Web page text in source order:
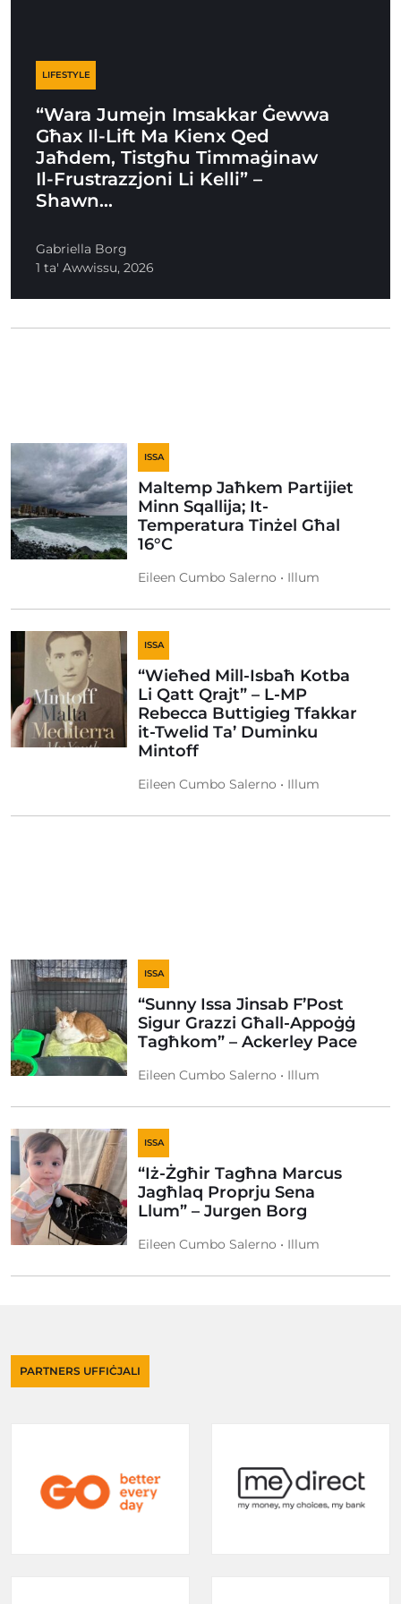
LIFESTYLE
“Wara Jumejn Imsakkar Ġewwa
Għax Il-Lift Ma Kienx Qed
Jaħdem, Tistgħu Timmaġinaw
Il-Frustrazzjoni Li Kelli” –
Shawn…
Gabriella Borg
1 ta' Awwissu, 2026
ISSA
Maltemp Jaħkem Partijiet
Minn Sqallija; It-
Temperatura Tinżel Għal
16°C
Eileen Cumbo Salerno • Illum
ISSA
“Wieħed Mill-Isbaħ Kotba
Li Qatt Qrajt” – L-MP
Rebecca Buttigieg Tfakkar
it-Twelid Ta’ Duminku
Mintoff
Eileen Cumbo Salerno • Illum
ISSA
“Sunny Issa Jinsab F’Post
Sigur Grazzi Għall-Appoġġ
Tagħkom” – Ackerley Pace
Eileen Cumbo Salerno • Illum
ISSA
“Iż-Żgħir Tagħna Marcus
Jagħlaq Proprju Sena
Llum” – Jurgen Borg
Eileen Cumbo Salerno • Illum
PARTNERS UFFIĊJALI